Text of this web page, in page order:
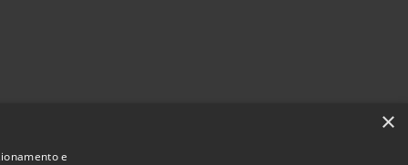
×
e